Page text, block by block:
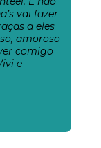
vai fazer
a eles
amoroso
comigo
e